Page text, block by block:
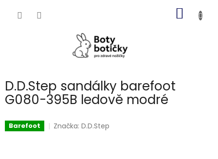
KOŠÍK
D.D.Step sandálky barefoot
G080-395B ledově modré
Barefoot Značka:D.D.Step